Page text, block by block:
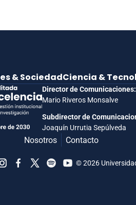
& SociedadCiencia &
Director de Comunicaciones:
Mario Riveros Monsalve
Subdirector de
Joaquín Urrutia Sepúlveda
Nosotros Contacto
© 2026